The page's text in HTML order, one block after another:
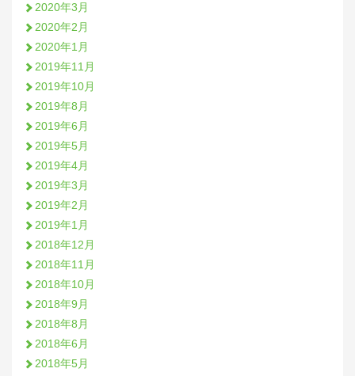
2020年3月
2020年2月
2020年1月
2019年11月
2019年10月
2019年8月
2019年6月
2019年5月
2019年4月
2019年3月
2019年2月
2019年1月
2018年12月
2018年11月
2018年10月
2018年9月
2018年8月
2018年6月
2018年5月